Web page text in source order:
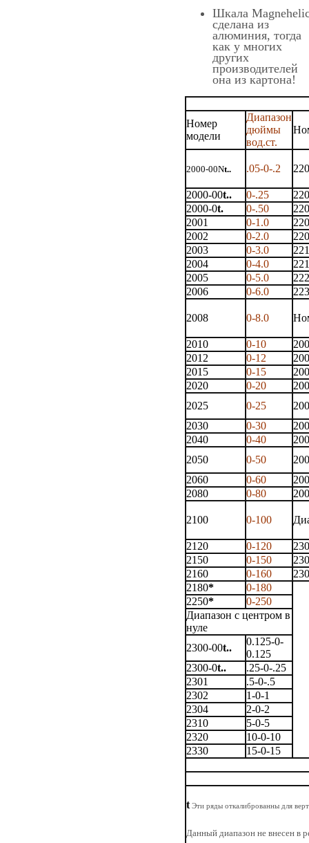
Шкала
сделана из
алюминия, тогда
как у многих
других
производителей
она из картона!
Номер
модели
Диапазон
дюймы
вод.ст.
2000-00Nt.. .05-0-.2
2000-00t.. 0-.25
2000-0t. 0-.50
2001
0-1.0
2002
0-2.0
2003
0-3.0
2004
0-4.0
2005
0-5.0
2006
0-6.0
2008 0-8.0
2010 0-10
2012
0-12
2015
0-15
2020
0-20
2025
0-25
2030
0-30
2040
0-40
2050
0-50
2060
0-60
2080
0-80
2100 0-100
2120 0-120
2150
0-150
2160
0-160
2180*
0-180
2250*
0-250
Диапазон с центром в
нуле
2300-00t..
0.125-0-
0.125
2300-0t..
.25-0-.25
2301
.5-0-.5
2302
1-0-1
2304
2-0-2
2310
5-0-5
2320
10-0-10
2330
15-0-15
t Эти ряды откалиброванны для
Данный диапазон не внесен в